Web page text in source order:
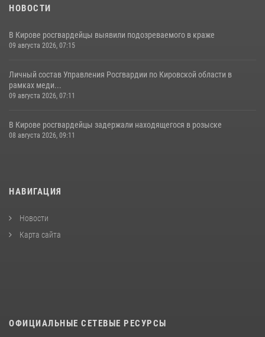
НОВОСТИ
В Кирове росгвардейцы выявили подозреваемого в краже
09 августа 2026, 07:15
Личный состав Управления Росгвардии по Кировской области в
рамках меди...
09 августа 2026, 07:11
В Кирове росгвардейцы задержали находящегося в розыске
08 августа 2026, 09:11
НАВИГАЦИЯ
Новости
Карта сайта
ОФИЦИАЛЬНЫЕ СЕТЕВЫЕ РЕСУРСЫ